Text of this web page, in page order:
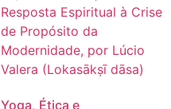
Yoga, Ética e